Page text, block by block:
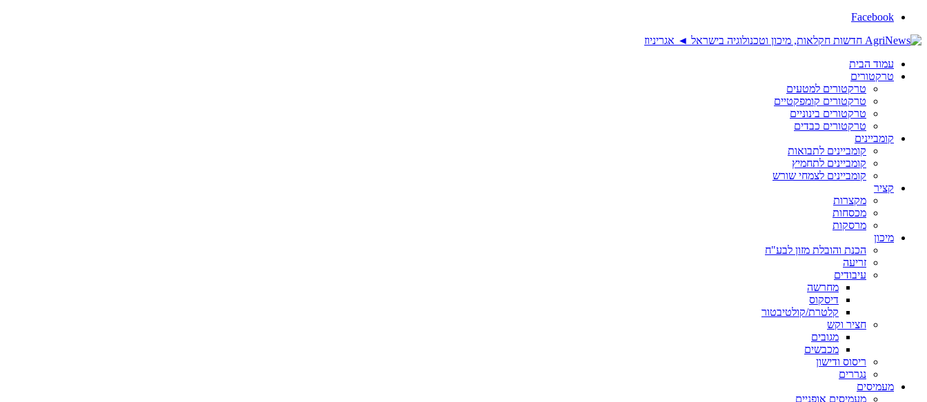
Facebook
עמוד הבית
טרקטורים
טרקטורים למטעים
טרקטורים קומפקטיים
טרקטורים בינוניים
טרקטורים כבדים
קומביינים
קומביינים לתבואות
קומביינים לתחמיץ
קומביינים לצמחי שורש
קציר
מקצרות
מכסחות
מרסקות
מיכון
הכנת והובלת מזון לבע"ח
זריעה
עיבודים
מחרשה
דיסקוס
קלטרת/קולטיבטור
חציר וקש
מגובים
מכבשים
ריסוס ודישון
נגררים
מעמיסים
מעמיסים אופניים